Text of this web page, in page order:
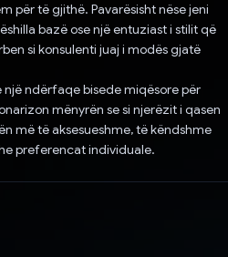
për të gjithë. Pavarësisht nëse jeni
bazë ose një entuziast i stilit që
si konsulenti juaj i modës gjatë
ndërfaqe bisede miqësore për
mënyrën se si njerëzit i qasen
më të aksesueshme, të këndshme
preferencat individuale.